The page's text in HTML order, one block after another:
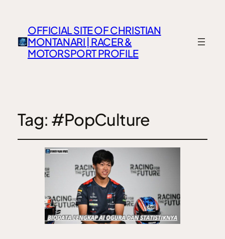
OFFICIAL SITE OF CHRISTIAN
MONTANARI | RACER &
MOTORSPORT PROFILE
Tag: #PopCulture